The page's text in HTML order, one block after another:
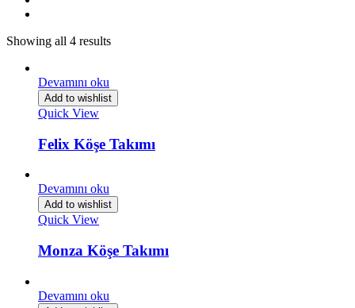
Showing all 4 results
Devamını oku
Add to wishlist
Quick View
Felix Köşe Takımı
Devamını oku
Add to wishlist
Quick View
Monza Köşe Takımı
Devamını oku